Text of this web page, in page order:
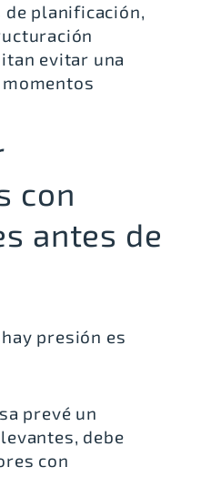
planificación,
evitar una
con
antes de
presión es
prevé un
debe
con